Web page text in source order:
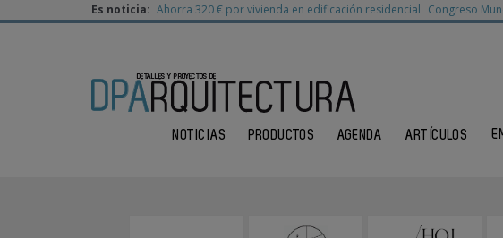
Es noticia: Ahorra 320 € por vivienda en edificación residencial Congreso
NOTICIAS PRODUCTOS AGENDA ARTÍCULOS